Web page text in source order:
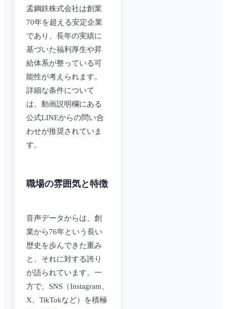
孟鋼鉄株式会社は創業
70年を超える安定企業
であり、長年の実績に
基づいた福利厚生や昇
給体系が整っている可
能性が考えられます。
詳細な条件について
は、動画説明欄にある
公式LINEからの問い合
わせが推奨されていま
す。
職場の雰囲気と特徴
音声データからは、創
業から76年という長い
歴史を歩んできた重み
と、それに対する誇り
が語られています。一
方で、SNS（Instagram、
X、TikTokなど）を積極